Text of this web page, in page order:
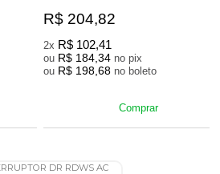
R$ 204,82
2x R$ 102,41
ou R$ 184,34
no pix
ou R$ 198,68 no boleto
Comprar